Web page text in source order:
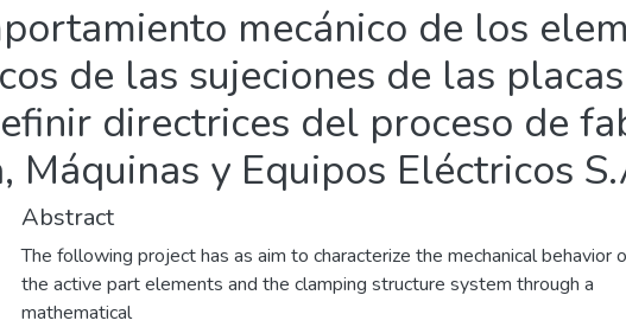
mecánico de los
de las sujeciones de las
directrices del proceso de
Máquinas y Equipos Eléctricos
Abstract
The following project has as aim to characterize the mechanical behavior
the active part elements and the clamping structure system through a
mathematical